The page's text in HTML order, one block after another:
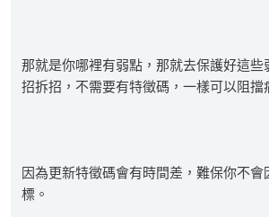
那就是你哪裡有弱點，那就去保護好這些
招拆招，不需要有特徵碼，一樣可以阻擋
因為更新特徵碼會有時間差，難保你不會
標。